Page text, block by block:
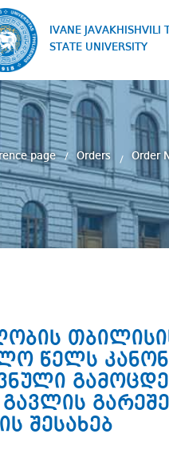
IVANE JAVAKHISHVILI
STATE UNIVERSITY
page Orders Order
წელს
შესახებ